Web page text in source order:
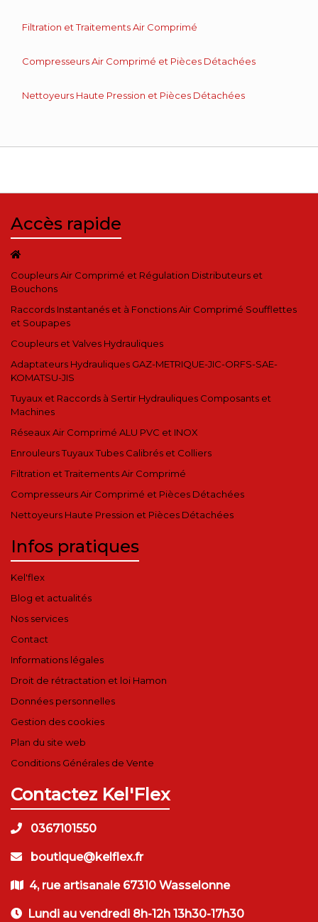
Filtration et Traitements Air Comprimé
Compresseurs Air Comprimé et Pièces Détachées
Nettoyeurs Haute Pression et Pièces Détachées
Accès rapide
Coupleurs Air Comprimé et Régulation Distributeurs et
Bouchons
Raccords Instantanés et à Fonctions Air Comprimé Soufflettes
et Soupapes
Coupleurs et Valves Hydrauliques
Adaptateurs Hydrauliques GAZ-METRIQUE-JIC-ORFS-SAE-
KOMATSU-JIS
Tuyaux et Raccords à Sertir Hydrauliques Composants et
Machines
Réseaux Air Comprimé ALU PVC et INOX
Enrouleurs Tuyaux Tubes Calibrés et Colliers
Filtration et Traitements Air Comprimé
Compresseurs Air Comprimé et Pièces Détachées
Nettoyeurs Haute Pression et Pièces Détachées
Infos pratiques
Kel'flex
Blog et actualités
Nos services
Contact
Informations légales
Droit de rétractation et loi Hamon
Données personnelles
Gestion des cookies
Plan du site web
Conditions Générales de Vente
Contactez Kel'Flex
0367101550
boutique@kelflex.fr
4, rue artisanale 67310 Wasselonne
Lundi au vendredi 8h-12h 13h30-17h30